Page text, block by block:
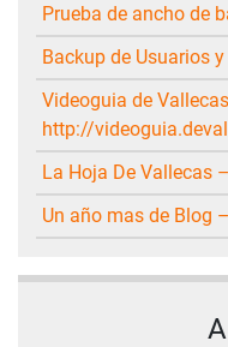
Prueba de ancho de
Backup de Usuarios
Videoguia de Vallecas –
http://
La Hoja De
Un año mas de